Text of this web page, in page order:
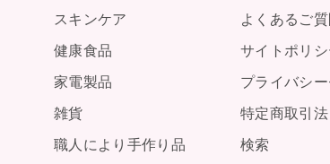
スキンケア
健康食品
家電製品
雑貨
職人により手作り品
よくあるご
サイトポリ
プライバシ
特定商取引法
検索